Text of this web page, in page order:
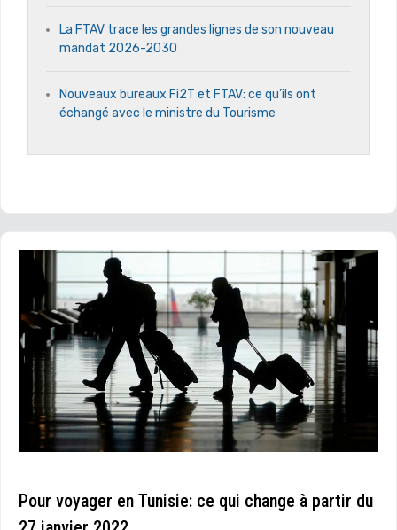
La FTAV trace les grandes lignes de son nouveau
mandat 2026-2030
Nouveaux bureaux Fi2T et FTAV: ce qu’ils ont
échangé avec le ministre du Tourisme
Pour voyager en Tunisie: ce qui change à partir du